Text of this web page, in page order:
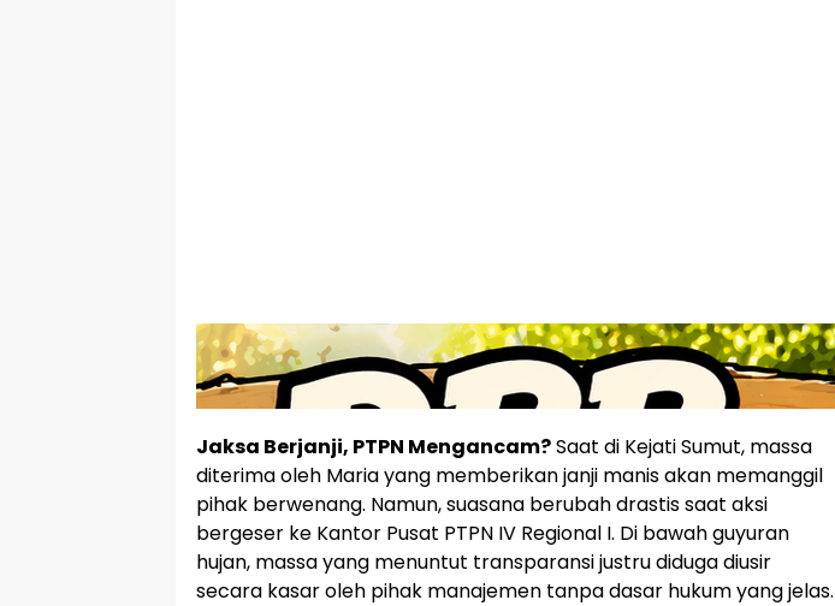
Jaksa Berjanji, PTPN Mengancam?Saat di Kejati Sumut, massa
diterima oleh Maria yang memberikan janji manis akan memanggil
pihak berwenang. Namun, suasana berubah drastis saat aksi
bergeser ke Kantor Pusat PTPN IV Regional I. Di bawah guyuran
hujan, massa yang menuntut transparansi justru diduga diusir
secara kasar oleh pihak manajemen tanpa dasar hukum yang jelas.